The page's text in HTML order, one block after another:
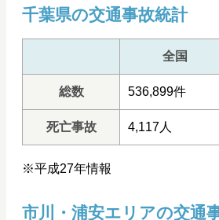
千葉県の交通事故統計
全国
総数 536,899件
死亡事故 4,117人
※平成27年情報
市川・浦安エリアの交通